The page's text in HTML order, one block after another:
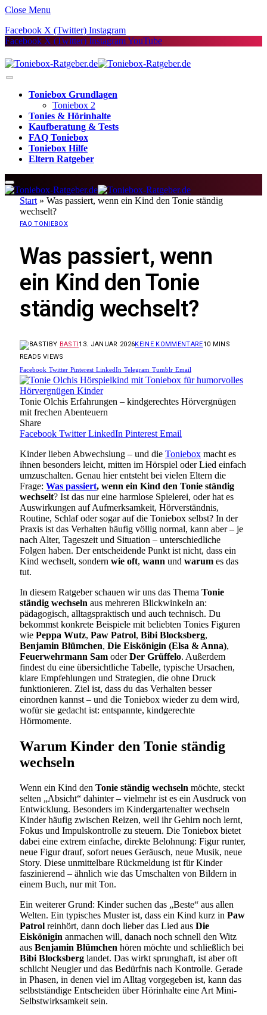
Close Menu
Facebook X (Twitter) Instagram
Facebook X (Twitter) InstagramYouTube
Toniebox Grundlagen
Toniebox 2
Tonies & Hörinhalte
Kaufberatung & Tests
FAQ Toniebox
Toniebox Hilfe
Eltern Ratgeber
Start » Was passiert, wenn ein Kind den Tonie ständig
wechselt?
FAQ TONIEBOX
Was passiert, wenn
ein Kind den Tonie
ständig wechselt?
BY BASTI13. JANUAR 2026KEINE KOMMENTARE10 MINS
READ5 VIEWS
Facebook Twitter Pinterest LinkedIn Telegram Tumblr Email
Tonie Olchis Erfahrungen – kindgerechtes Hörvergnügen
mit frechen Abenteuern
Share
Facebook Twitter LinkedIn Pinterest Email
Kinder lieben Abwechslung – und die Toniebox macht es
ihnen besonders leicht, mitten im Hörspiel oder Lied einfach
umzuschalten. Genau hier entsteht bei vielen Eltern die
Frage: Was passiert, wenn ein Kind den Tonie ständig
wechselt? Ist das nur eine harmlose Spielerei, oder hat es
Auswirkungen auf Aufmerksamkeit, Hörverständnis,
Routine, Schlaf oder sogar auf die Toniebox selbst? In der
Praxis ist das Verhalten häufig völlig normal, kann aber – je
nach Alter, Tageszeit und Situation – unterschiedliche
Folgen haben. Der entscheidende Punkt ist nicht, dass ein
Kind wechselt, sondern wie oft, wann und warum es das
tut.
In diesem Ratgeber schauen wir uns das Thema Tonie
ständig wechseln aus mehreren Blickwinkeln an:
pädagogisch, alltagspraktisch und auch technisch. Du
bekommst konkrete Beispiele mit beliebten Tonies Figuren
wie Peppa Wutz, Paw Patrol, Bibi Blocksberg,
Benjamin Blümchen, Die Eiskönigin (Elsa & Anna),
Feuerwehrmann Sam oderDer Grüffelo. Außerdem
findest du eine übersichtliche Tabelle, typische Ursachen,
klare Empfehlungen und Strategien, die ohne Druck
funktionieren. Ziel ist, dass du das Verhalten besser
einordnen kannst – und die Toniebox wieder zu dem wird,
wofür sie gedacht ist: entspannte, kindgerechte
Hörmomente.
Warum Kinder den Tonie ständig
wechseln
Wenn ein Kind den Tonie ständig wechseln möchte, steckt
selten „Absicht“ dahinter – vielmehr ist es ein Ausdruck von
Entwicklung. Besonders im Kindergartenalter wechseln
Kinder häufig zwischen Reizen, weil ihr Gehirn noch lernt,
Fokus und Impulskontrolle zu steuern. Die Toniebox bietet
dabei eine extrem einfache, direkte Belohnung: Figur runter,
neue Figur drauf, sofort neues Geräusch, neue Musik, neue
Story. Diese unmittelbare Rückmeldung ist für Kinder
faszinierend – ähnlich wie das Umschalten von Bildern in
einem Buch, nur mit Ton.
Ein weiterer Grund: Kinder suchen das „Beste“ aus allen
Welten. Ein typisches Muster ist, dass ein Kind kurz in Paw
Patrol reinhört, dann doch lieber das Lied aus Die
Eiskönigin anmachen will, danach noch schnell den Witz
aus Benjamin Blümchen hören möchte und schließlich bei
Bibi Blocksberg landet. Das wirkt sprunghaft, ist aber oft
schlicht Neugier und das Bedürfnis nach Kontrolle. Gerade
in Phasen, in denen viel im Alltag vorgegeben ist, kann das
selbstständige Entscheiden über Hörinhalte eine Art Mini-
Selbstwirksamkeit sein.